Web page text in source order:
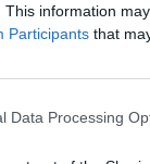
This information
Participants that
Data Processing
con
maggiore, tra